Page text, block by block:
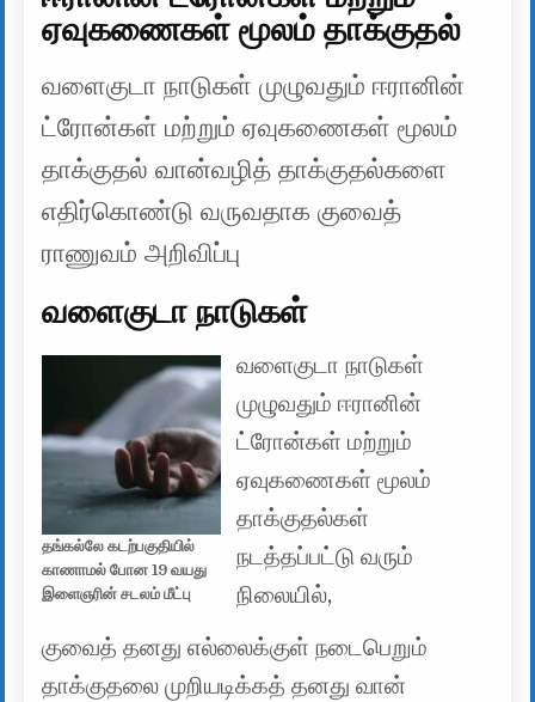
ஏவுகணைகள் மூலம் தாக்குதல்
வளைகுடா நாடுகள் முழுவதும் ஈரானின்
ட்ரோன்கள் மற்றும் ஏவுகணைகள் மூலம்
தாக்குதல் வான்வழித் தாக்குதல்களை
எதிர்கொண்டு வருவதாக குவைத்
ராணுவம் அறிவிப்பு
வளைகுடா நாடுகள்
தங்கல்லே கடற்பகுதியில்
காணாமல் போன 19 வயது
இளைஞரின் சடலம் மீட்பு
வளைகுடா நாடுகள்
முழுவதும் ஈரானின்
ட்ரோன்கள் மற்றும்
ஏவுகணைகள் மூலம்
தாக்குதல்கள்
நடத்தப்பட்டு வரும்
நிலையில்,
குவைத் தனது எல்லைக்குள் நடைபெறும்
தாக்குதலை முறியடிக்கத் தனது வான்